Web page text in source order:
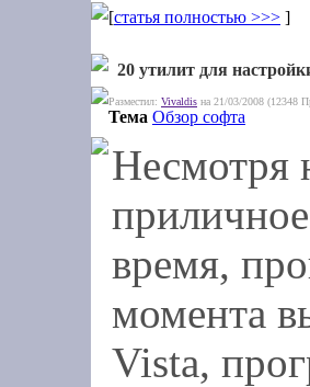
[статья полностью >>> ]
20 утилит для
Разместил: Vivaldis на 21/03/2008 (12348
Тема Обзор софта
Несмотря
приличное
время,
момента
Vista,